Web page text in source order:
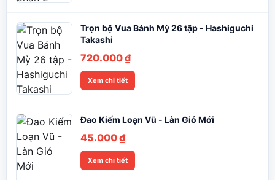
đến
Trọn bộ Vua Bánh Mỳ 26 tập - Hashiguchi
Takashi
720.000₫
Xem chi tiết
Đao Kiếm Loạn Vũ - Làn Gió Mới
45.000₫
Xem chi tiết